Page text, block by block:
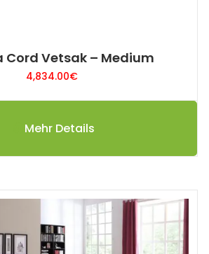
Cord Vetsak – Medium
4,834.00€
Mehr Details